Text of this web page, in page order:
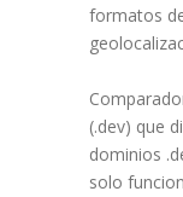
formatos
(.dev) que
dominios
solo